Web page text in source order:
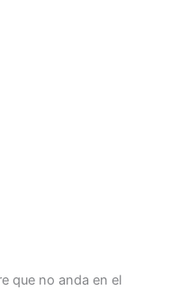
que no anda en el